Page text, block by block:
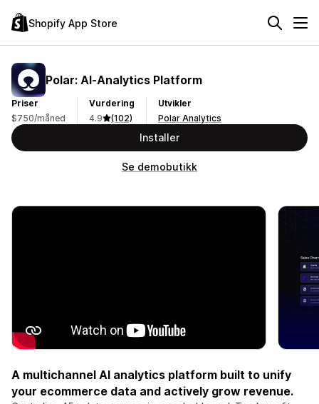
Shopify App Store
Polar: AI‑Analytics Platform
Priser
$750/måned
Vurdering
4.9
(102)
Utvikler
Polar Analytics
Installer
Se demobutikk
A multichannel AI analytics platform built to unify
your ecommerce data and actively grow revenue.